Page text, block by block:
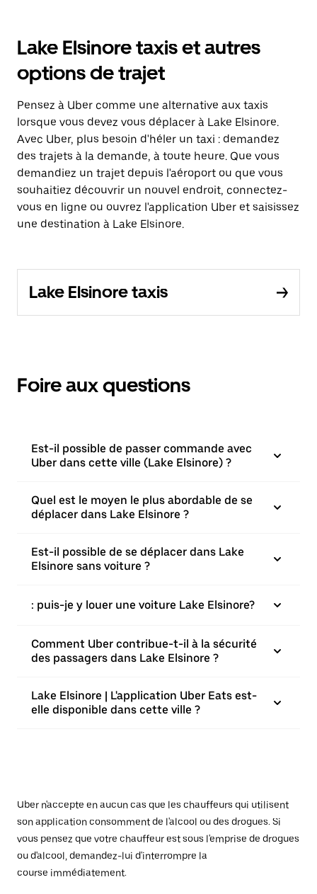
Lake Elsinore taxis et autres
options de trajet
Pensez à Uber comme une alternative aux taxis
lorsque vous devez vous déplacer à Lake Elsinore.
Avec Uber, plus besoin d'héler un taxi : demandez
des trajets à la demande, à toute heure. Que vous
demandiez un trajet depuis l'aéroport ou que vous
souhaitiez découvrir un nouvel endroit, connectez-
vous en ligne ou ouvrez l'application Uber et saisissez
une destination à Lake Elsinore.
Lake Elsinore taxis
Foire aux questions
Est-il possible de passer commande avec
Uber dans cette ville (Lake Elsinore) ?
Quel est le moyen le plus abordable de se
déplacer dans Lake Elsinore ?
Est-il possible de se déplacer dans Lake
Elsinore sans voiture ?
: puis-je y louer une voiture Lake Elsinore?
Comment Uber contribue-t-il à la sécurité
des passagers dans Lake Elsinore ?
Lake Elsinore | L'application Uber Eats est-
elle disponible dans cette ville ?
Uber n'accepte en aucun cas que les chauffeurs qui utilisent
son application consomment de l'alcool ou des drogues. Si
vous pensez que votre chauffeur est sous l'emprise de drogues
ou d'alcool, demandez-lui d'interrompre la
course immédiatement.